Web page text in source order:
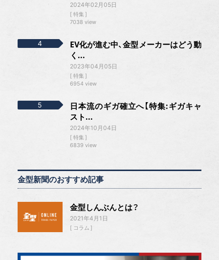
2024年02月05日
特集
7038 view
EV化が進む中、金型メーカーはどう動
く...
2023年04月05日
特集
6954 view
日本流のギガ確立へ【特集:ギガキャ
スト...
2024年10月04日
特集
6839 view
金型新聞のおすすめ記事
金型しんぶんとは？
2021年4月1日
コラム